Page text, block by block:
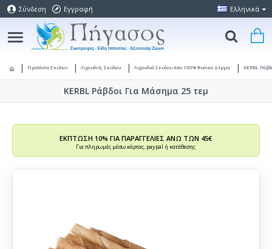
Σύνδεση Εγγραφή Ελληνικά
Προϊόντα Σκύλου Λιχουδιές Σκύλου Λιχουδιά Σκύλου Απο 100% Φυσικό Δέρμα KERBL
KERBL Ράβδοι Για Μάσημα 25 τεμ
ΕΚΠΤΩΣΗ 10% ΓΙΑ ΠΑΡΑΓΓΕΛΙΕΣ ΑΝΩ ΤΩΝ 45€
Για πληρωμές μέσω κάρτας, paypal ή κατάθεσης